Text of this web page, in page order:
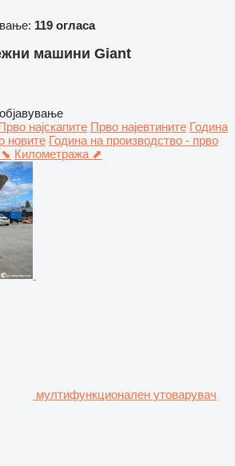
119 огласа
машини Giant
најскапите Прво најевтините Година
новите Година на производство - прво
⬊ Километража ⬈
мултифункционален утоварувач